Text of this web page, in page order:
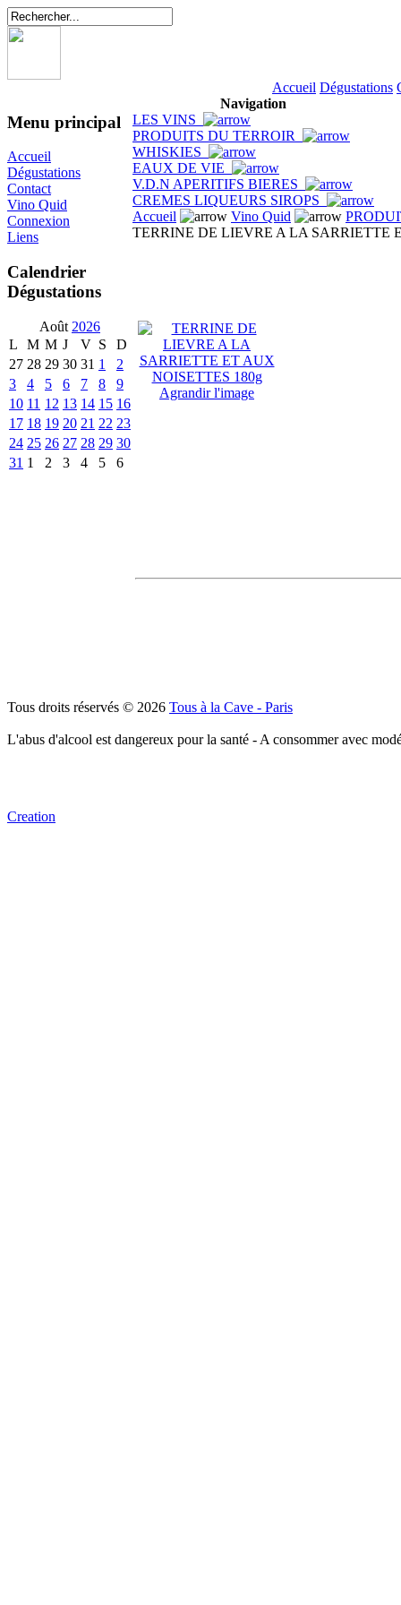
Accueil Dégustations
Menu principal
Accueil
Dégustations
Contact
Vino Quid
Connexion
Liens
Calendrier
Dégustations
Août 2026
L
M M J V S
D
27 28 29 30 31 1
2
3
4 5 6 7 8
9
10 11 12 13 14 15 16
17 18 19 20 21 22 23
24 25 26 27 28 29 30
31 1 2 3 4 5 6
Navigation
LES VINS
PRODUITS DU TERROIR
WHISKIES
EAUX DE VIE
V.D.N APERITIFS BIERES
CREMES LIQUEURS SIROPS
Accueil
Vino Quid
TERRINE DE LIEVRE A LA SARRIETTE
Agrandir l'image
Tous droits réservés © 2026 Tous à la Cave - Paris
L'abus d'alcool est dangereux pour la santé - A consommer avec
Creation